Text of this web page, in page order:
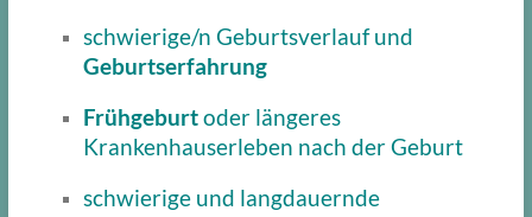
schwierige/n Geburtsverlauf und
Geburtserfahrung
Frühgeburtoder längeres
Krankenhauserleben nach der Geburt
schwierige und langdauernde